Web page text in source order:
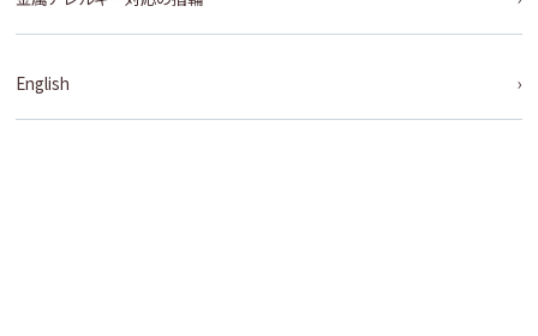
English